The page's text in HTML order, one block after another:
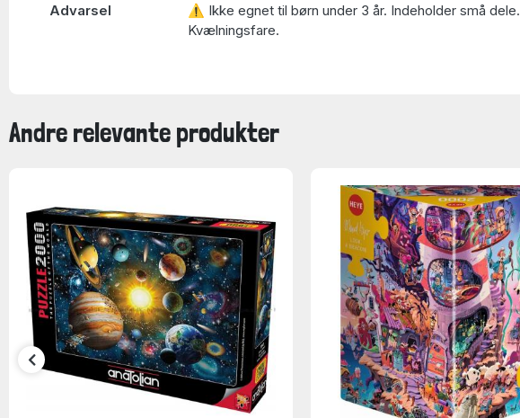
Advarsel
⚠ Ikke egnet til børn under 3 år. Indeholder små dele.
Kvælningsfare.
Andre relevante produkter